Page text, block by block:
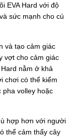
EVA Hard với độ
sức mạnh cho cú
và tạo cảm giác
vợt cho cảm giác
nằm ở khả
chơi có thể kiểm
pha volley hoặc
hợp hơn với người
thể cảm thấy cây